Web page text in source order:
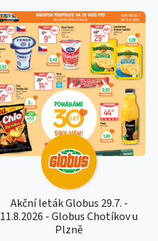
Akční leták Globus 29.7. -
11.8.2026 - Globus Chotíkov u
Plzně